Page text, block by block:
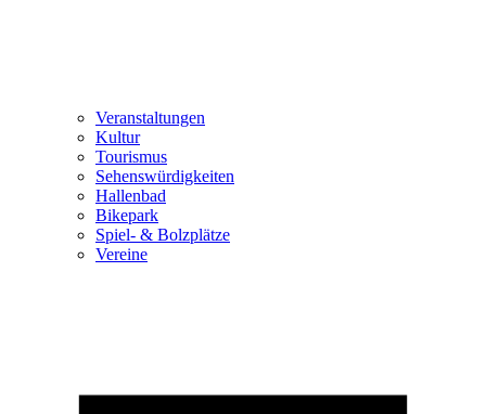
Veranstaltungen
Kultur
Tourismus
Sehenswürdigkeiten
Hallenbad
Bikepark
Spiel- & Bolzplätze
Vereine